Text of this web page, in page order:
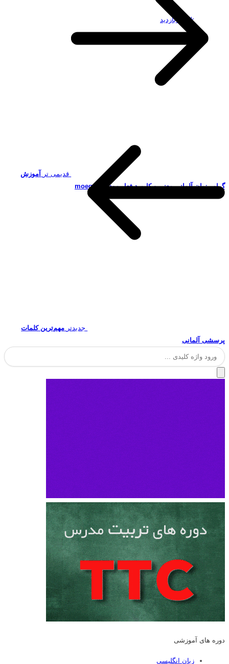
19.5k بازدید
قدیمی تر
آموزش
گرامر زبان آلمانی-معنی و کاربرد فعل مودال moegen
جدیدتر مهم‌ترین کلمات
پرسشی آلمانی
جستجو
برای:
دوره های آموزشی
زبان انگلیسی